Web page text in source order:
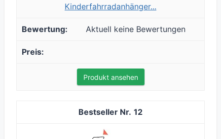
Kinderfahrradanhänger...
Aktuell keine Bewertungen
Produkt ansehen
12